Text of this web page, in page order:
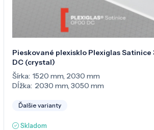
Pieskované plexisklo Plexiglas
DC (crystal)
Šírka: 1520 mm, 2030 mm
Dĺžka: 2030 mm,3050 mm
Ďalšie varianty
Skladom